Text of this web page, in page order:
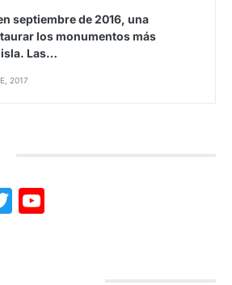
septiembre de 2016, una
los monumentos más
Las…
2017
Twitter